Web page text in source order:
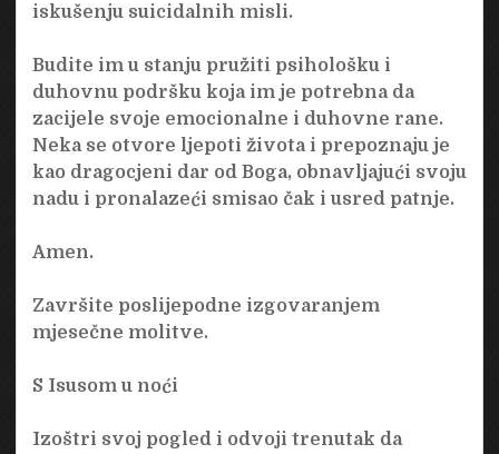
iskušenju suicidalnih misli.
Budite im u stanju pružiti psihološku i
duhovnu podršku koja im je potrebna da
zacijele svoje emocionalne i duhovne rane.
Neka se otvore ljepoti života i prepoznaju je
kao dragocjeni dar od Boga, obnavljajući svoju
nadu i pronalazeći smisao čak i usred patnje.
Amen.
Završite poslijepodne izgovaranjem
mjesečne molitve.
S Isusom u noći
Izoštri svoj pogled i odvoji trenutak da